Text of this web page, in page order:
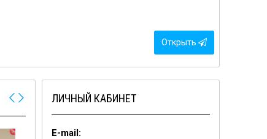
Открыть
ЛИЧНЫЙ КАБИНЕТ
E-mail: